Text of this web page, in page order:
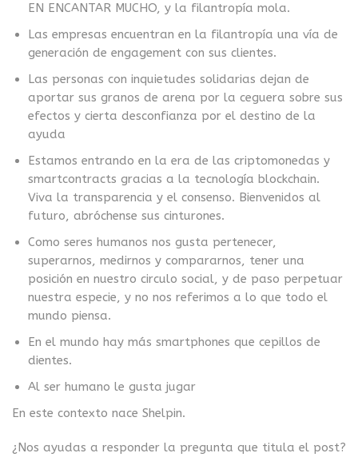
EN ENCANTAR MUCHO, y la filantropía mola.
Las empresas encuentran en la filantropía una vía de
generación de engagement con sus clientes.
Las personas con inquietudes solidarias dejan de
aportar sus granos de arena por la ceguera sobre sus
efectos y cierta desconfianza por el destino de la
ayuda
Estamos entrando en la era de las criptomonedas y
smartcontracts gracias a la tecnología blockchain.
Viva la transparencia y el consenso. Bienvenidos al
futuro, abróchense sus cinturones.
Como seres humanos nos gusta pertenecer,
superarnos, medirnos y compararnos, tener una
posición en nuestro circulo social, y de paso perpetuar
nuestra especie, y no nos referimos a lo que todo el
mundo piensa.
En el mundo hay más smartphones que cepillos de
dientes.
Al ser humano le gusta jugar
En este contexto nace Shelpin.
¿Nos ayudas a responder la pregunta que titula el post?